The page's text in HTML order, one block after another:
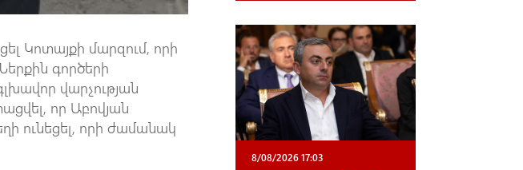
Կոտայքի մարզում, որի
գործերի
վարչության
որ Աբովյան
ունեցել, որի ժամանակ
8/08/2026 17:03